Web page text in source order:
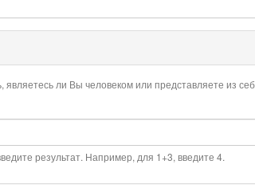
являетесь ли Вы человеком или представляете из
результат. Например, для 1+3, введите 4.